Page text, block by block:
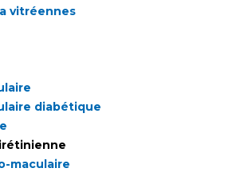
Des Usagers (CDU)
des Usagers
conclus
vitréennes
diabétique
maculaire